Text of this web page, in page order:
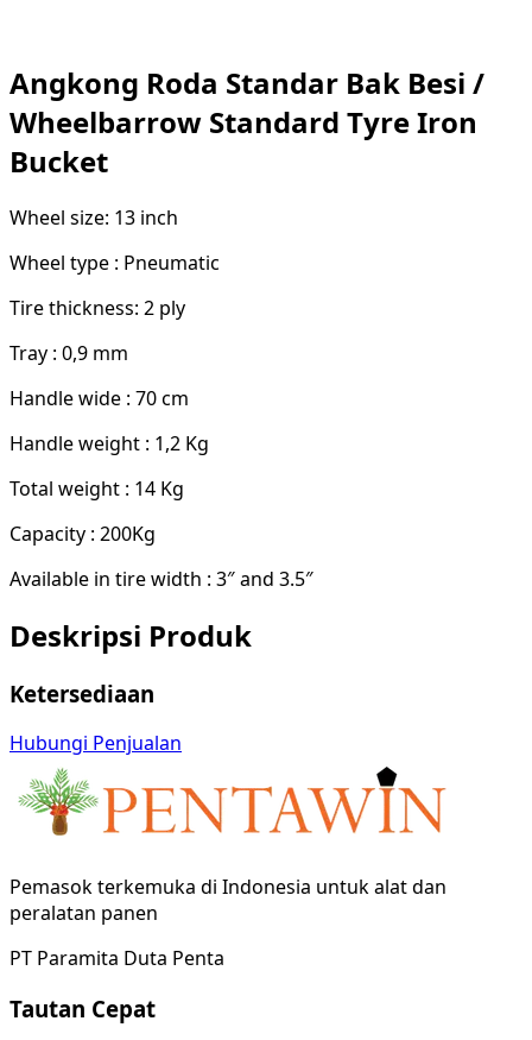
Angkong Roda Standar Bak Besi /
Wheelbarrow Standard Tyre Iron
Bucket
Wheel size: 13 inch
Wheel type : Pneumatic
Tire thickness: 2 ply
Tray : 0,9 mm
Handle wide : 70 cm
Handle weight : 1,2 Kg
Total weight : 14 Kg
Capacity : 200Kg
Available in tire width : 3″ and 3.5″
Deskripsi Produk
Ketersediaan
Hubungi Penjualan
Pemasok terkemuka di Indonesia untuk alat dan
peralatan panen
PT Paramita Duta Penta
Tautan Cepat